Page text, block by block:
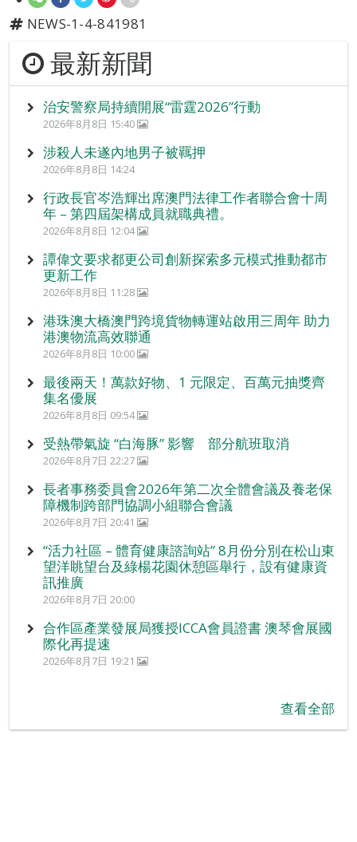
NEWS-1-4-841981
最新新聞
治安警察局持續開展“雷霆2026”行動
2026年8月8日 15:40
涉殺人未遂內地男子被羈押
2026年8月8日 14:24
行政長官岑浩輝出席澳門法律工作者聯合會十周
年 – 第四屆架構成員就職典禮。
2026年8月8日 12:04
譚偉文要求都更公司創新探索多元模式推動都市
更新工作
2026年8月8日 11:28
港珠澳大橋澳門跨境貨物轉運站啟用三周年 助力
港澳物流高效聯通
2026年8月8日 10:00
最後兩天！萬款好物、1 元限定、百萬元抽獎齊
集名優展
2026年8月8日 09:54
受熱帶氣旋 “白海豚” 影響 部分航班取消
2026年8月7日 22:27
長者事務委員會2026年第二次全體會議及養老保
障機制跨部門協調小組聯合會議
2026年8月7日 20:41
“活力社區 – 體育健康諮詢站” 8月份分別在松山東
望洋眺望台及綠楊花園休憩區舉行，設有健康資
訊推廣
2026年8月7日 20:00
合作區產業發展局獲授ICCA會員證書 澳琴會展國
際化再提速
2026年8月7日 19:21
查看全部